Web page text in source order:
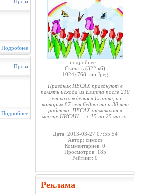
Подробнее
Проза
Подробнее
подробнее...
Скачать (322 кб)
1024x768 тип Jpeg
Праздник ПЕСАХ празднуют в
память исхода из Египта после 210
лет нахождения в Египте, из
которых 87 лет бедности и 30 лет
рабства. ПЕСАХ отмечают в
месяце НИСАН — с 15 по 25 число.
Дата: 2013-03-27 07:55:54
Автор: симосэ
Комментариев: 0
Просмотров: 185
Рейтинг: 0
Реклама